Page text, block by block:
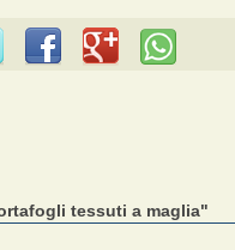
tessuti a maglia"